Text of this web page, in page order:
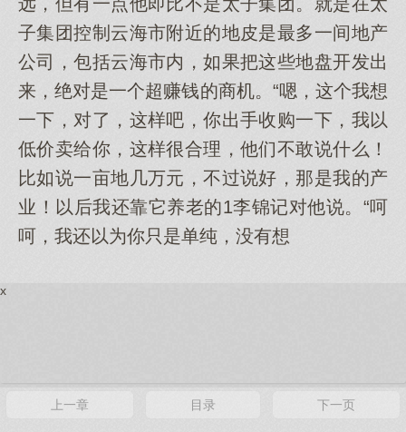
子集团控制云海市附近的地皮是最多一间地产
公司，包括云海市内，如果把这些地盘开发出
来，绝对是一个超赚钱的商机。“嗯，这个我想
一下，对了，这样吧，你出手收购一下，我以
低价卖给你，这样很合理，他们不敢说什么！
比如说一亩地几万元，不过说好，那是我的产
业！以后我还靠它养老的1李锦记对他说。“呵
呵，我还以为你只是单纯，没有想
x
上一章 目录 下一页